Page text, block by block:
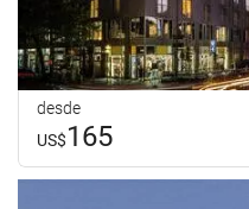
desde
US$165